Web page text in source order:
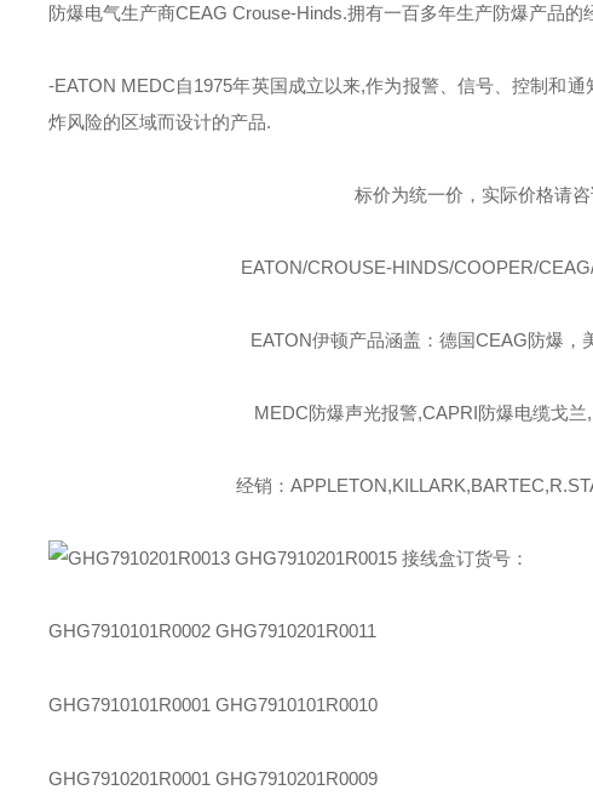
防爆电气生产商CEAG Crouse-Hinds.拥有一百多年生产防爆产品的
-EATON MEDC自1975年英国成立以来,作为报警、信号、控制和
炸风险的区域而设计的产品.
标价为统一价，实际价格请
EATON/CROUSE-HINDS/COOPER/
EATON伊顿产品涵盖：德国CEAG防爆，
MEDC防爆声光报警,CAPRI防爆电缆戈
经销：
订货号：
GHG7910101R0002 GHG7910201R0011
GHG7910101R0001 GHG7910101R0010
GHG7910201R0001 GHG7910201R0009